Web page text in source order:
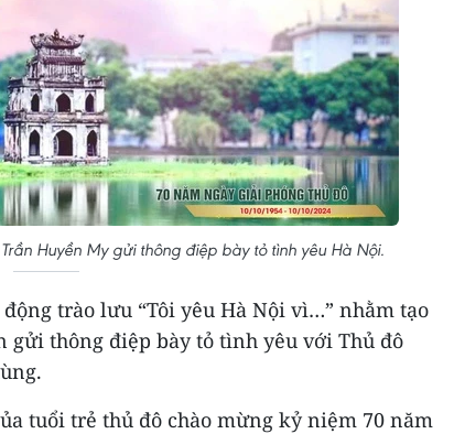
Huyền My gửi thông điệp bày tỏ tình yêu Hà Nội.
trào lưu “Tôi yêu Hà Nội vì…” nhằm tạo
gửi thông điệp bày tỏ tình yêu với Thủ đô
tuổi trẻ thủ đô chào mừng kỷ niệm 70 năm